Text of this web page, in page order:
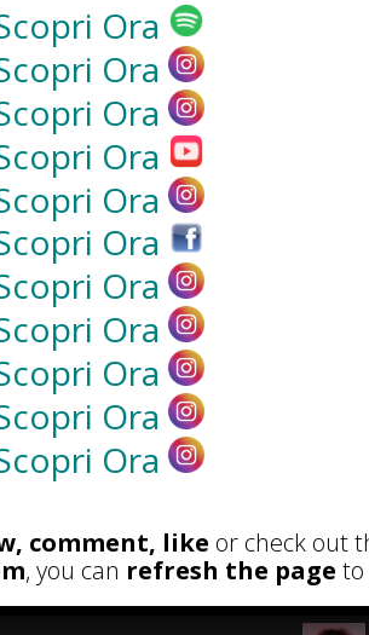
POST
Ora
Ora
Ora
Ora
Ora
Ora
Ora
Ora
Ora
Ora
Ora
comment, like or check out
, you can refresh the page to